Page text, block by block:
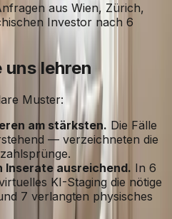
aus Wien, Zürich,
Investor nach 6
uns lehren
Muster:
am stärksten. Die Fälle
— verzeichneten die
Inserate ausreichend. In 6
KI-Staging die nötige
7 verlangten physisches